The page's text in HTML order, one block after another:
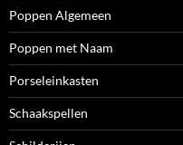
Poppen Algemeen
Poppen met Naam
Porseleinkasten
Schaakspellen